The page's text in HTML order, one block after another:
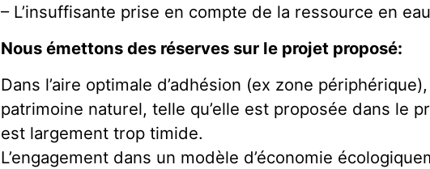
– L’insuffisante prise en compte de la ressource en eau
Nous émettons des réserves sur le projet proposé:
Dans l’aire optimale d’adhésion (ex zone
patrimoine naturel, telle qu’elle est proposée dans le
est largement trop timide.
L’engagement dans un modèle d’économie